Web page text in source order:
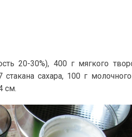
20-30%), 400 г мягкого
сахара, 100 г
см.